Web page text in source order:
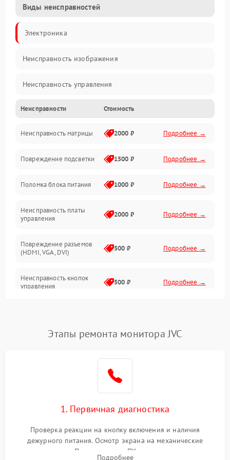
Виды неисправностей
Электроника
Неисправность изображения
Неисправность управления
Неисправность интерфейсов
Прочие неисправности
Неисправность звука
Механические повреждения
Неисправности Стоимость
Неисправность матрицы 2000 ₽ Подробнее →
Повреждение подсветки 1500 ₽ Подробнее →
Поломка блока питания 1000 ₽ Подробнее →
Неисправность платы
управления
2000 ₽ Подробнее →
Повреждение разъемов
(HDMI, VGA, DVI)
500 ₽ Подробнее →
Неисправность кнопок
управления
500 ₽ Подробнее →
Повреждение кабеля
1000 ₽
Поломка системы
автоматического
1000 ₽ Подробнее →
Неисправность системы
1000 ₽
Этапы ремонта монитора JVC
1. Первичная диагностика
Проверка реакции на кнопку включения и наличия
дежурного питания. Осмотр экрана на механические
повреждения. Подключение к ПК для оценки вывода
Подробнее